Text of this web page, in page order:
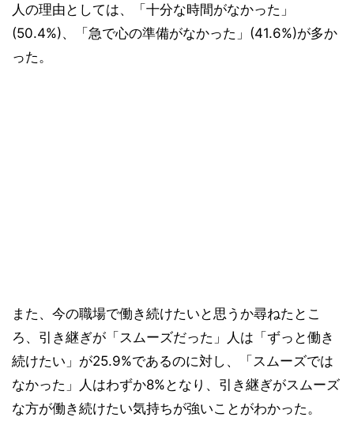
人の理由としては、「十分な時間がなかった」
(50.4%)、「急で心の準備がなかった」(41.6%)が多か
った。
また、今の職場で働き続けたいと思うか尋ねたとこ
ろ、引き継ぎが「スムーズだった」人は「ずっと働き
続けたい」が25.9%であるのに対し、「スムーズでは
なかった」人はわずか8%となり、引き継ぎがスムーズ
な方が働き続けたい気持ちが強いことがわかった。